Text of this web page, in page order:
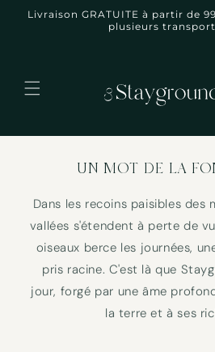
passer
Livraison GRATUITE à partir de
plusieurs
UN MOT DE LA
Dans les recoins paisibles des
vallées s'étendent à perte de
oiseaux berce les journées,
pris racine. C'est là que
jour, forgé par une âme
la terre et à ses